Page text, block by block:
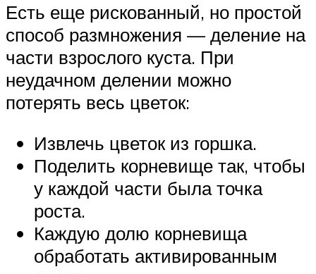
Есть еще рискованный, но простой
способ размножения — деление на
части взрослого куста. При
неудачном делении можно
потерять весь цветок:
Извлечь цветок из горшка.
Поделить корневище так, чтобы
у каждой части была точка
роста.
Каждую долю корневища
обработать активированным